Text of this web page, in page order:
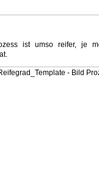
ist umso reifer, je